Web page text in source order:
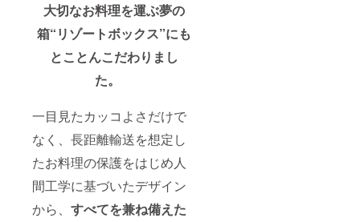
大切なお料理を運ぶ夢の
箱“リゾートボックス”にも
とことんこだわりまし
た。
一目見たカッコよさだけで
なく、長距離輸送を想定し
たお料理の保護をはじめ人
間工学に基づいたデザイン
から、 すべてを兼ね備えた